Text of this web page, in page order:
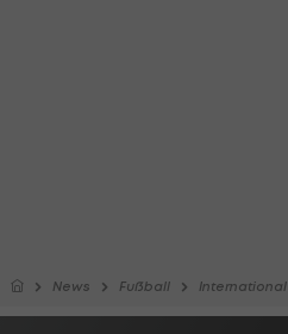
News Fußball International